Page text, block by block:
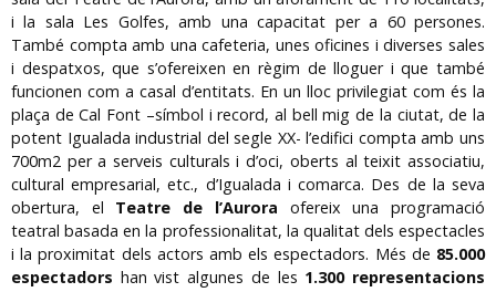
i la sala Les Golfes, amb una capacitat per a 60 persones.
També compta amb una cafeteria, unes oficines i diverses sales
i despatxos, que s’ofereixen en règim de lloguer i que també
funcionen com a casal d’entitats. En un lloc privilegiat com és la
plaça de Cal Font –símbol i record, al bell mig de la ciutat, de la
potent Igualada industrial del segle XX- l’edifici compta amb uns
700m2 per a serveis culturals i d’oci, oberts al teixit associatiu,
cultural empresarial, etc., d’Igualada i comarca. Des de la seva
obertura, el Teatre de l’Aurora ofereix una programació
teatral basada en la professionalitat, la qualitat dels espectacles
i la proximitat dels actors amb els espectadors. Més de 85.000
espectadors han vist algunes de les 1.300 representacions